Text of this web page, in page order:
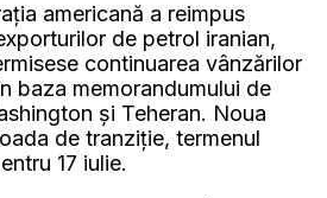
americană a reimpus
de petrol iranian,
continuarea vânzărilor
baza memorandumului de
și Teheran. Noua
de tranziție, termenul
17 iulie.